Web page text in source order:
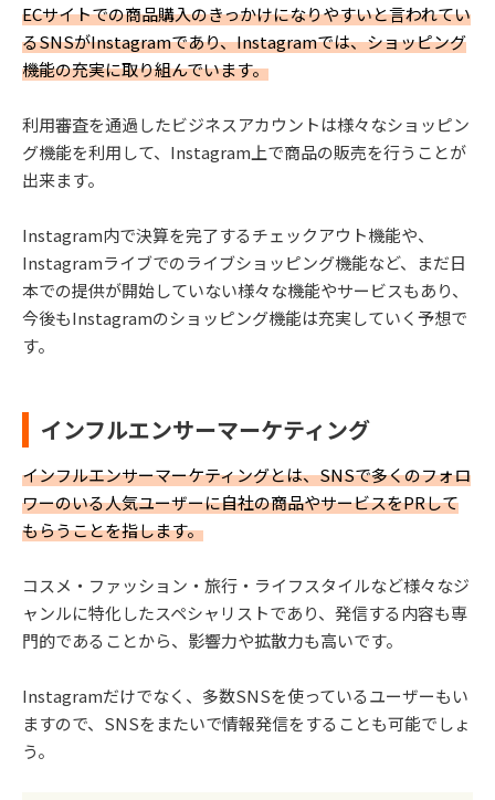
ECサイトでの商品購入のきっかけになりやすいと言われてい
るSNSがInstagramであり、Instagramでは、ショッピング
機能の充実に取り組んでいます。
利用審査を通過したビジネスアカウントは様々なショッピン
グ機能を利用して、Instagram上で商品の販売を行うことが
出来ます。
Instagram内で決算を完了するチェックアウト機能や、
Instagramライブでのライブショッピング機能など、まだ日
本での提供が開始していない様々な機能やサービスもあり、
今後もInstagramのショッピング機能は充実していく予想で
す。
インフルエンサーマーケティング
インフルエンサーマーケティングとは、SNSで多くのフォロ
ワーのいる人気ユーザーに自社の商品やサービスをPRして
もらうことを指します。
コスメ・ファッション・旅行・ライフスタイルなど様々なジ
ャンルに特化したスペシャリストであり、発信する内容も専
門的であることから、影響力や拡散力も高いです。
Instagramだけでなく、多数SNSを使っているユーザーもい
ますので、SNSをまたいで情報発信をすることも可能でしょ
う。